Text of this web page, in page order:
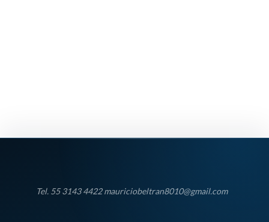
Tel. 55 3143 4422 mauriciobeltran8010@gmail.com